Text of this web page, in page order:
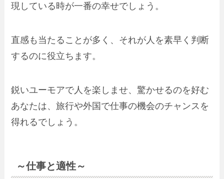
現している時が一番の幸せでしょう。
直感も当たることが多く、それが人を素早く判断
するのに役立ちます。
鋭いユーモアで人を楽しませ、驚かせるのを好む
あなたは、旅行や外国で仕事の機会のチャンスを
得れるでしょう。
～仕事と適性～